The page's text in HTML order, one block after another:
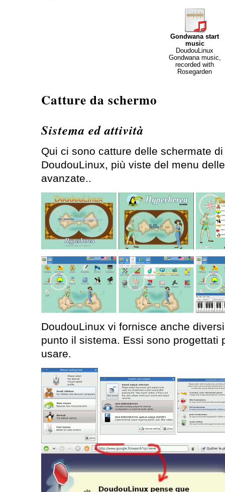
Gondwana start
music
DoudouLinux
Gondwana music,
recorded with
Rosegarden
Catture da schermo
Sistema ed attività
Qui ci sono catture delle schermate
DoudouLinux, più viste del menu
avanzate..
DoudouLinux vi fornisce anche
punto il sistema. Essi sono progettati
usare.